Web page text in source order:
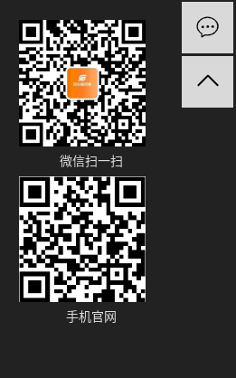
微信扫一扫
手机官网